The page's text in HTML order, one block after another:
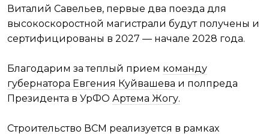
Виталий Савельев, первые два поезда для
высокоскоростной магистрали будут получены и
сертифицированы в 2027 — начале 2028 года.
Благодарим за теплый прием команду
губернатора Евгения Куйвашева и полпреда
Президента в УрФО Артема Жогу.
Строительство ВСМ реализуется в рамках